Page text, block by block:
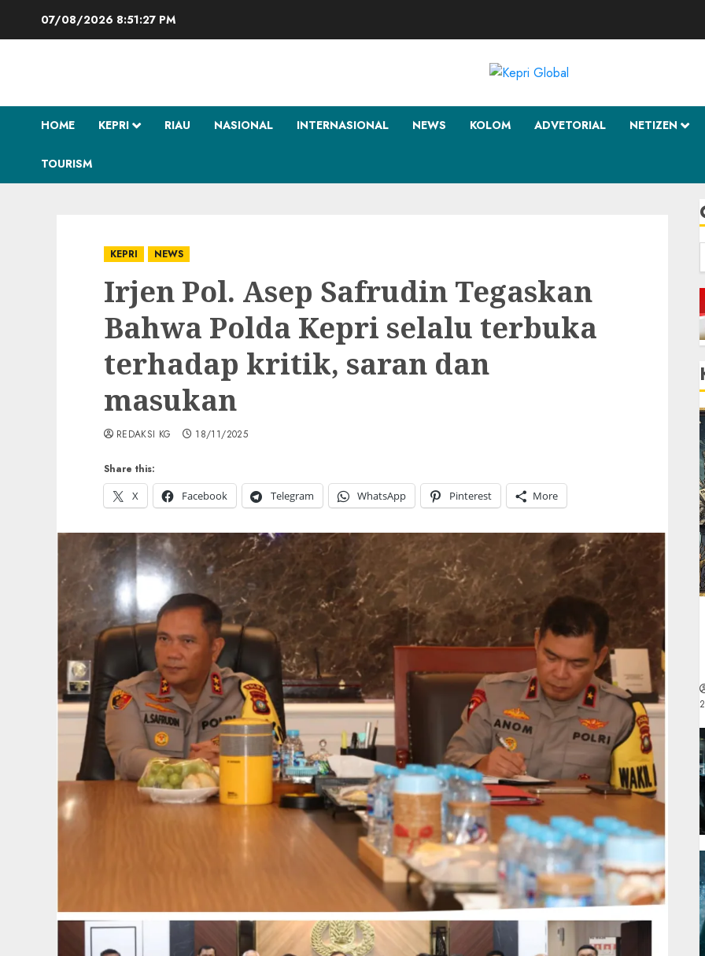
07/08/2026 8:51:28 PM
HOME KEPRI RIAU NASIONAL INTERNASIONAL NEWS KOLOM ADVETORIAL NETIZEN
TOURISM
KEPRI NEWS
Irjen Pol. Asep Safrudin Tegaskan
Bahwa Polda Kepri selalu terbuka
terhadap kritik, saran dan
masukan
Share this:
X
Facebook Telegram WhatsApp Pinterest More
REDAKSI KG 18/11/2025